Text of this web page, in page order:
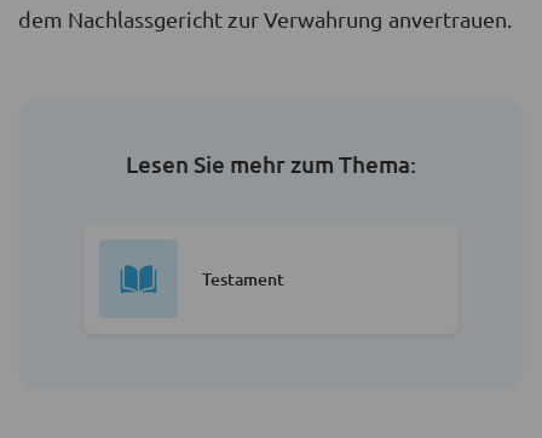
dem Nachlassgericht zur Verwahrung anvertrauen.
Lesen Sie mehr zum Thema:
Testament